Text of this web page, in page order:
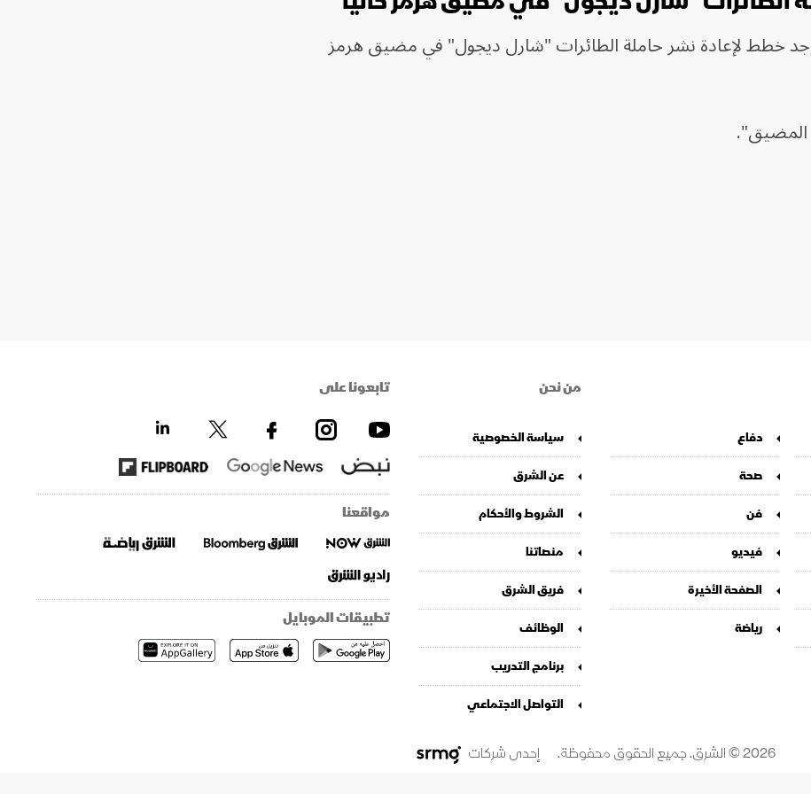
خطط لإعادة نشر حاملة الطائرات "شارل ديجول" في مضيق هرمز
المضيق".
دفاع
صحة
فن
فيديو
الصفحة الأخيرة
رياضة
من نحن
سياسة الخصوصية
عن الشرق
الشروط والأحكام
منصاتنا
فريق الشرق
الوظائف
برنامج التدريب
التواصل الاجتماعي
تابعونا على
مواقعنا
تطبيقات الموبايل
2026 © الشرق. جميع الحقوق محفوظة. إحدى شركات